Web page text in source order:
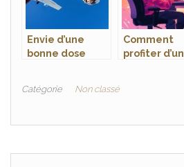
Envie d’une
bonne dose
Comment
profiter d’un
Catégorie Non classé